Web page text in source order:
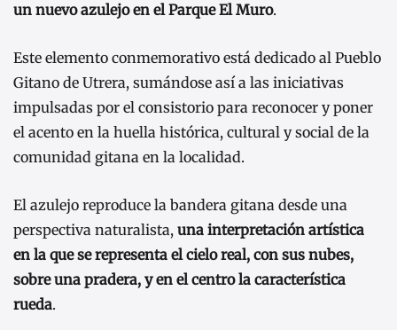
un nuevo azulejo en el Parque El Muro.
Este elemento conmemorativo está dedicado al Pueblo
Gitano de Utrera, sumándose así a las iniciativas
impulsadas por el consistorio para reconocer y poner
el acento en la huella histórica, cultural y social de la
comunidad gitana en la localidad.
El azulejo reproduce la bandera gitana desde una
perspectiva naturalista, una interpretación artística
en la que se representa el cielo real, con sus nubes,
sobre una pradera, y en el centro la característica
rueda.